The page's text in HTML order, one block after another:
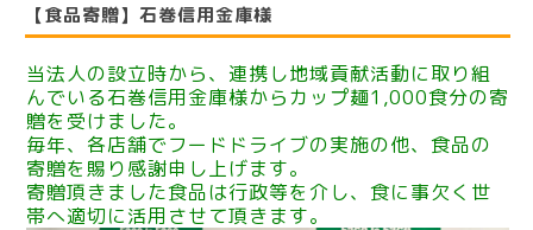
【食品寄贈】石巻信用金庫様
当法人の設立時から、連携し地域貢献活動に取り組
んでいる石巻信用金庫様からカップ麺1,000食分の寄
贈を受けました。
毎年、各店舗でフードドライブの実施の他、食品の
寄贈を賜り感謝申し上げます。
寄贈頂きました食品は行政等を介し、食に事欠く世
帯へ適切に活用させて頂きます。